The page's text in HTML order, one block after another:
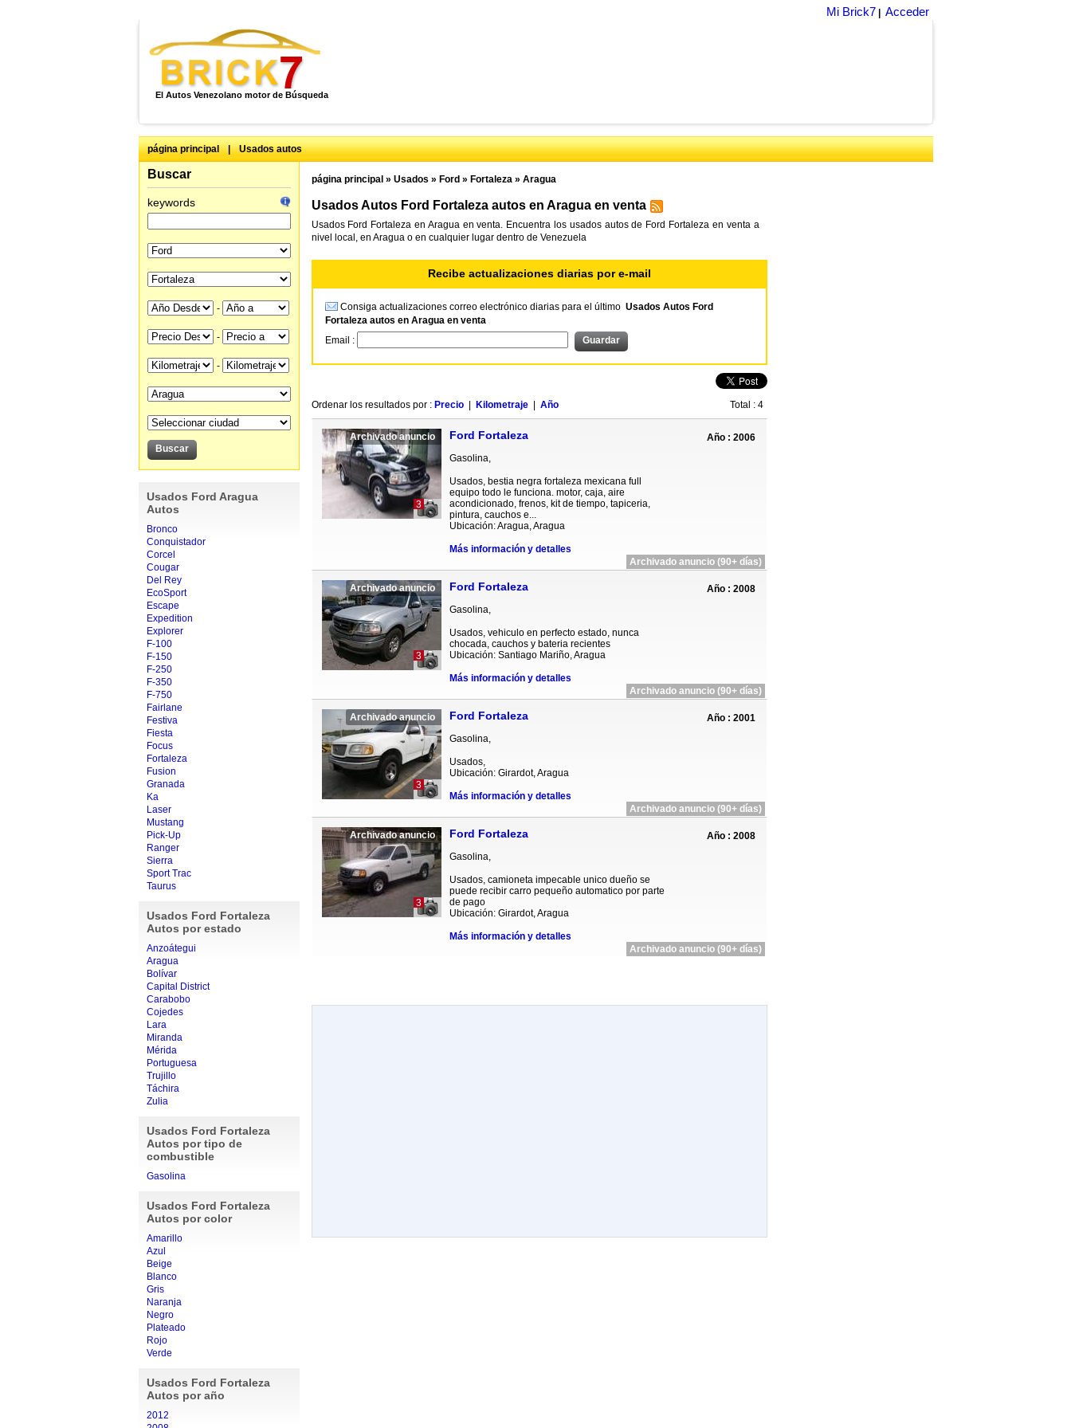
Mi Brick7 Acceder
El Autos Venezolano motor de Búsqueda
página principal | Usados autos
Buscar
keywords
-
-
-
Usados Ford Aragua
Autos
Bronco
Conquistador
Corcel
Cougar
Del Rey
EcoSport
Escape
Expedition
Explorer
F-100
F-150
F-250
F-350
F-750
Fairlane
Festiva
Fiesta
Focus
Fortaleza
Fusion
Granada
Ka
Laser
Mustang
Pick-Up
Ranger
Sierra
Sport Trac
Taurus
Usados Ford Fortaleza
Autos por estado
Anzoátegui
Aragua
Bolívar
Capital District
Carabobo
Cojedes
Lara
Miranda
Mérida
Portuguesa
Trujillo
Táchira
Zulia
Usados Ford Fortaleza
Autos por tipo de
combustible
Gasolina
Usados Ford Fortaleza
Autos por color
Amarillo
Azul
Beige
Blanco
Gris
Naranja
Negro
Plateado
Rojo
Verde
Usados Ford Fortaleza
Autos por año
2012
página principal » Usados » Ford » Fortaleza» Aragua
Usados Autos Ford Fortaleza autos en Aragua en venta
Usados Ford Fortaleza en Aragua en venta. Encuentra los usados autos de Ford Fortaleza en venta a
nivel local, en Aragua o en cualquier lugar dentro de Venezuela
Recibe actualizaciones diarias por e-mail
Consiga actualizaciones correo electrónico diarias para el último Usados Autos Ford
Fortaleza autos en Aragua en venta
Email :
Ordenar los resultados por : Precio| Kilometraje| Año Total : 4
Archivado anuncio
3
Ford Fortaleza
Gasolina,
Usados, bestia negra fortaleza mexicana full
equipo todo le funciona. motor, caja, aire
acondicionado, frenos, kit de tiempo, tapiceria,
pintura, cauchos e...
Ubicación: Aragua, Aragua
Más información y detalles
Año : 2006
Archivado anuncio (90+ días)
Archivado anuncio
3
Ford Fortaleza
Gasolina,
Usados, vehiculo en perfecto estado, nunca
chocada, cauchos y bateria recientes
Ubicación: Santiago Mariño, Aragua
Más información y detalles
Año : 2008
Archivado anuncio (90+ días)
Archivado anuncio
3
Ford Fortaleza
Gasolina,
Usados,
Ubicación: Girardot, Aragua
Más información y detalles
Año : 2001
Archivado anuncio (90+ días)
Archivado anuncio
3
Ford Fortaleza
Gasolina,
Usados, camioneta impecable unico dueño se
puede recibir carro pequeño automatico por parte
de pago
Ubicación: Girardot, Aragua
Más información y detalles
Año : 2008
Archivado anuncio (90+ días)